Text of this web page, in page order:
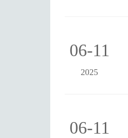
06-11
2025
06-11